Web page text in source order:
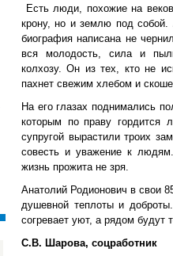
Есть люди, похожие на
крону, но и землю под собой.
биография написана не
вся молодость, сила и
колхозу. Он из тех, кто не
пахнет свежим хлебом и
На его глазах поднимались
которым по праву гордится
супругой вырастили троих
совесть и уважение к
жизнь прожита не зря.
Анатолий Родионович в свои
душевной теплоты и
согревает уют, а рядом будут
С.В. Шарова, соцработник